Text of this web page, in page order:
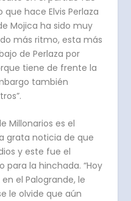
hace Elvis Perlaza
Mojica ha sido muy
más ritmo, esta más
de Perlaza por
tiene de frente la
también
Millonarios es el
grata noticia de que
y este fue el
para la hinchada. “Hoy
el Palogrande, le
le olvide que aún